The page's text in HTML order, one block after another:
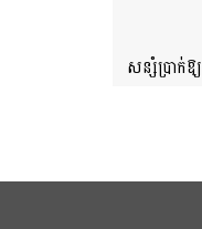
សន្សំប្រាក់